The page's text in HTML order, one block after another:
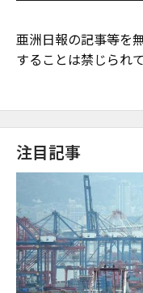
亜洲日報の記事等を
することは禁じられ
注目記事